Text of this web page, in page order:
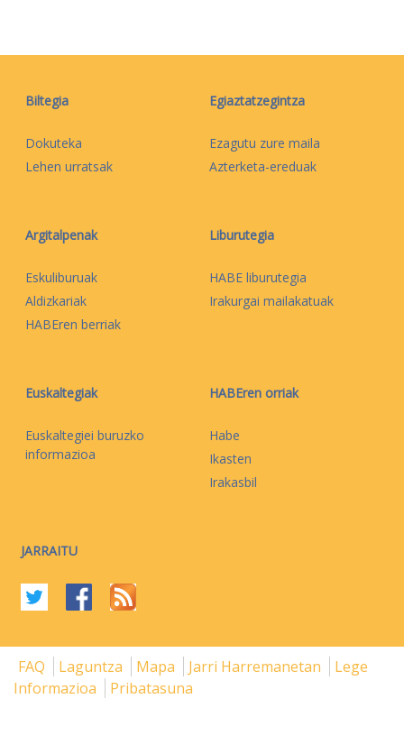
Biltegia
Dokuteka
Lehen urratsak
Egiaztatzegintza
Ezagutu zure maila
Azterketa-ereduak
Argitalpenak
Eskuliburuak
Aldizkariak
HABEren berriak
Liburutegia
HABE liburutegia
Irakurgai mailakatuak
Euskaltegiak
Euskaltegiei buruzko
informazioa
HABEren orriak
Habe
Ikasten
Irakasbil
JARRAITU
FAQ Laguntza Mapa Jarri Harremanetan
Lege
Informazioa
Pribatasuna